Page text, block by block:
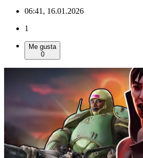
06:41, 16.01.2026
1
Me gusta
0